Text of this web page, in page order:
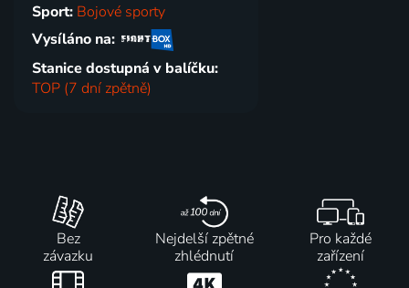
Sport: Bojové sporty
Vysíláno na:
Stanice dostupná v balíčku:
TOP (7 dní zpětně)
Bez
závazku
Nejdelší zpětné
zhlédnutí
Pro každé
zařízení